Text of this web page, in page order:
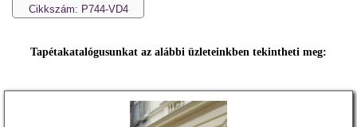
Cikkszám: P744-VD4
Tapétakatalógusunkat az alábbi üzleteinkben tekintheti meg: